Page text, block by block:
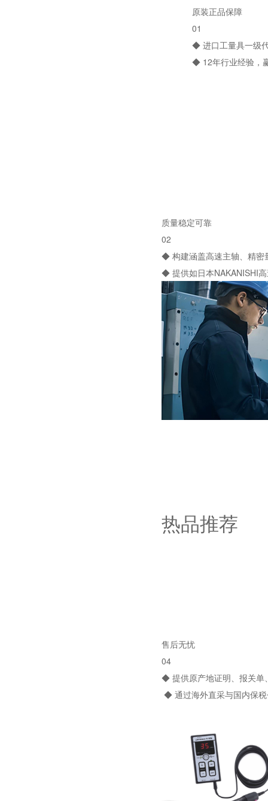
原装正品保障
01
◆ 进口工量具一级
◆ 12年行业经验，
质量稳定可靠
02
◆ 构建涵盖高速主轴、精密
◆ 提供如日本NAKANISHI
售后无忧
04
◆ 提供原产地证明、报关单
◆ 通过海外直采与国内保
热品推荐